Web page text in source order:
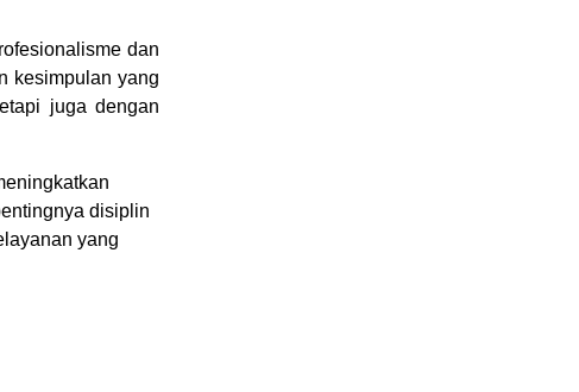
dan
kesimpulan yang
juga dengan
disiplin
yang